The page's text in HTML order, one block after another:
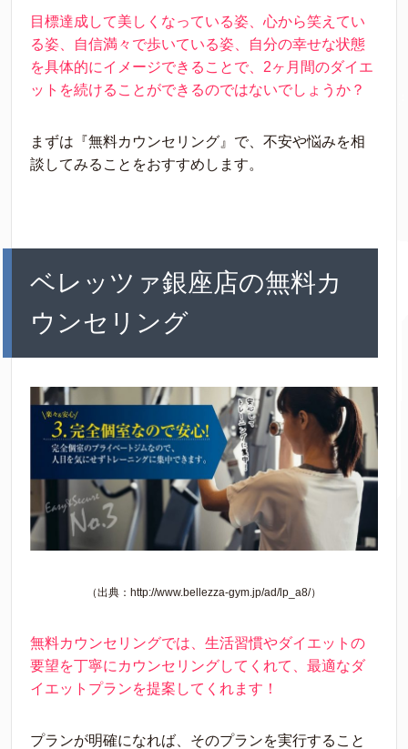
目標達成して美しくなっている姿、心から笑えてい
る姿、自信満々で歩いている姿、自分の幸せな状態
を具体的にイメージできることで、2ヶ月間のダイエ
ットを続けることができるのではないでしょうか？
まずは『無料カウンセリング』で、不安や悩みを相
談してみることをおすすめします。
ベレッツァ銀座店の無料カ
ウンセリング
（出典：http://www.bellezza-gym.jp/ad/lp_a8/）
無料カウンセリングでは、生活習慣やダイエットの
要望を丁寧にカウンセリングしてくれて、最適なダ
イエットプランを提案してくれます！
プランが明確になれば、そのプランを実行すること